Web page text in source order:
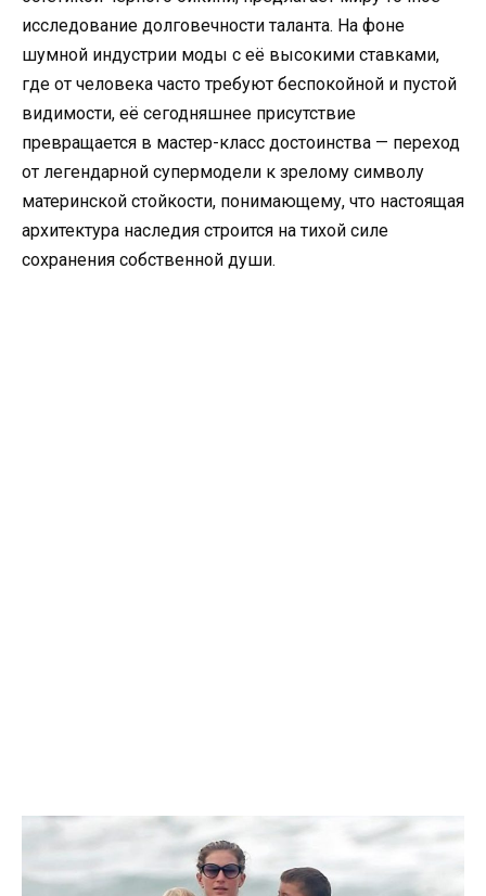
исследование долговечности таланта. На фоне
шумной индустрии моды с её высокими ставками,
где от человека часто требуют беспокойной и пустой
видимости, её сегодняшнее присутствие
превращается в мастер-класс достоинства — переход
от легендарной супермодели к зрелому символу
материнской стойкости, понимающему, что настоящая
архитектура наследия строится на тихой силе
сохранения собственной души.